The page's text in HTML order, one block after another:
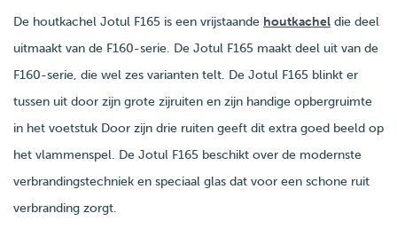
De houtkachel Jotul F165 is een vrijstaande houtkachel die deel
uitmaakt van de F160-serie. De Jotul F165 maakt deel uit van de
F160-serie, die wel zes varianten telt. De Jotul F165 blinkt er
tussen uit door zijn grote zijruiten en zijn handige opbergruimte
in het voetstuk Door zijn drie ruiten geeft dit extra goed beeld op
het vlammenspel. De Jotul F165 beschikt over de modernste
verbrandingstechniek en speciaal glas dat voor een schone ruit
verbranding zorgt.